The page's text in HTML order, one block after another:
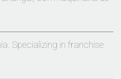
Specializing in franchise